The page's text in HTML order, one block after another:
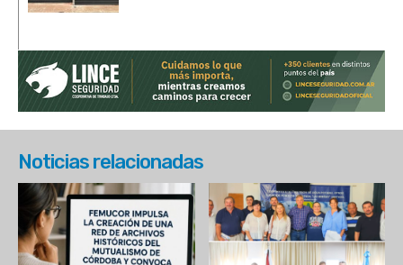
Noticias relacionadas